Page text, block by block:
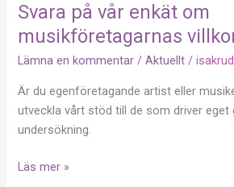
Svara på vår enkät om
musikföretagarnas
Lämna en kommentar /Aktuellt /
Är du egenföretagande artist eller
utveckla vårt stöd till de som driver
undersökning.
Svara
enkät
om
musikföretagarnas
villkor
Läs mer »